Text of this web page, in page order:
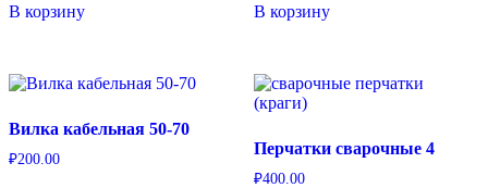
В корзину В корзину
Вилка кабельная 50-70
₽200.00
Перчатки сварочные 4
₽400.00